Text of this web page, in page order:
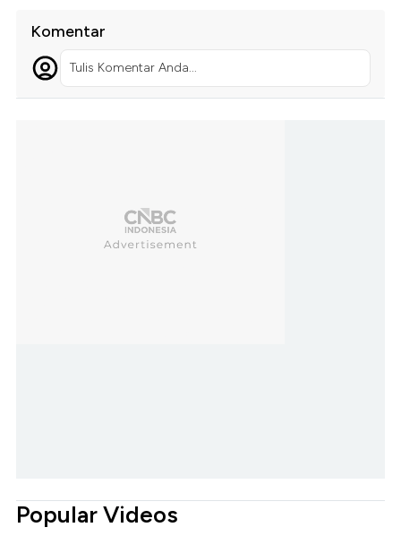
Komentar
Tulis Komentar Anda...
Popular Videos